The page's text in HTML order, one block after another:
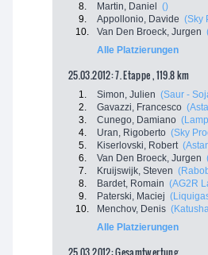
8.
Martin, Daniel ()
9.
Appollonio, Davide (Sky
10.
Van Den Broeck, Jurgen
Alle Platzierungen
25.03.2012: 7. Etappe , 119.8 km
1. Simon, Julien (Saur -
2.
Gavazzi, Francesco
3.
Cunego, Damiano
4.
Uran, Rigoberto (Sky
5.
Kiserlovski, Robert
6.
Van Den Broeck, Jurgen
7.
Kruijswijk, Steven
8.
Bardet, Romain (AG2R
9.
Paterski, Maciej
10.
Menchov, Denis
Alle Platzierungen
25.03.2012: Gesamtwertung